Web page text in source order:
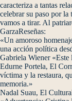
caracteriza a tantas
celebrar su paso por
vamos a tirar. Al
GarzaReseñas:
«Un amoroso
una acción política
Gabriela Wiener «Este
Edurne Portela, El
víctima y la restaura,
memoria.»
Nadal Suau, El